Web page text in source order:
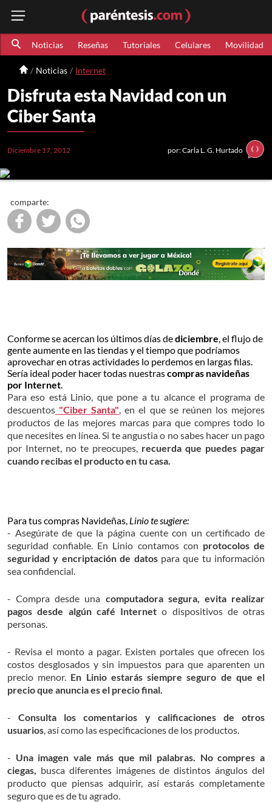
Noticias Reseñas Tutoriales Celulares Movilidad
Noticias Internet
Disfruta esta Navidad con un
Ciber Santa
Diciembre 17, 2012 por: Carla L. G. Hurtado
comparte:
Conforme se acercan los últimos días dediciembre , el flujo de
gente aumente en las tiendas y el tiempo que podríamos
aprovechar en otras actividades lo perdemos en largas filas.
Sería ideal poder hacer todas nuestrascompras navideñas
por Internet
Para eso está Linio, que pone a tu alcance el programa de
descuentos "Ciber Santa" , en el que se reúnen los mejores
productos de las mejores marcas para que compres todo lo
que necesites en línea. Si te angustia o no sabes hacer un pago
por Internet, no te preocupes, recuerda que puedes pagar
cuando recibas el producto en tu casa.
Para tus compras Navideñas, Linio te sugiere:
- Asegúrate de que la página cuente con un certificado de
seguridad confiable. En Linio contamos con protocolos de
seguridad y encriptación de datospara que tu información
sea confidencial.
- Compra desde una computadora segura, evita realizar
pagos desde algún café Internet o dispositivos de otras
personas.
- Revisa el monto a pagar. Existen portales que ofrecen los
costos desglosados y sin impuestos para que aparenten un
precio menor. En Linio estarás siempre seguro de que el
precio que anuncia es el precio final.
-Consulta los comentarios y calificaciones de otros
usuarios , así como las especificaciones de los productos.
- Una imagen vale más que mil palabras. No compres a
ciegas,
busca diferentes imágenes de distintos ángulos del
producto que piensas adquirir, así estarás completamente
seguro que es de tu agrado.